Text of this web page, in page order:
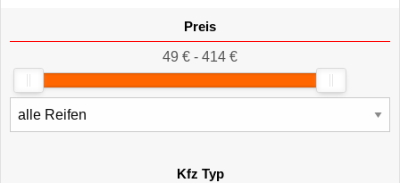
Preis
49 € - 414 €
Kfz Typ